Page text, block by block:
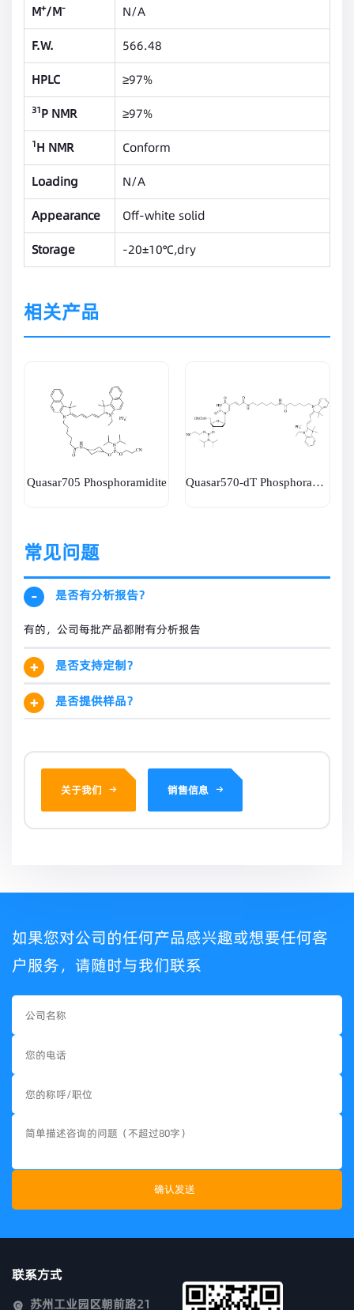
M+/M- N/A
F.W. 566.48
HPLC ≥97%
31P NMR ≥97%
1H NMR Conform
Loading N/A
Appearance Off-white solid
Storage -20±10℃,dry
相关产品
Quasar705 Phosphoramidite Quasar570-dT Phosphoramidite
常见问题
是否有分析报告？
有的，公司每批产品都附有分析报告
是否支持定制？
是否提供样品？
关于我们 销售信息
如果您对公司的任何产品感兴趣或想要任何客
户服务，请随时与我们联系
联系方式
苏州工业园区朝前路21